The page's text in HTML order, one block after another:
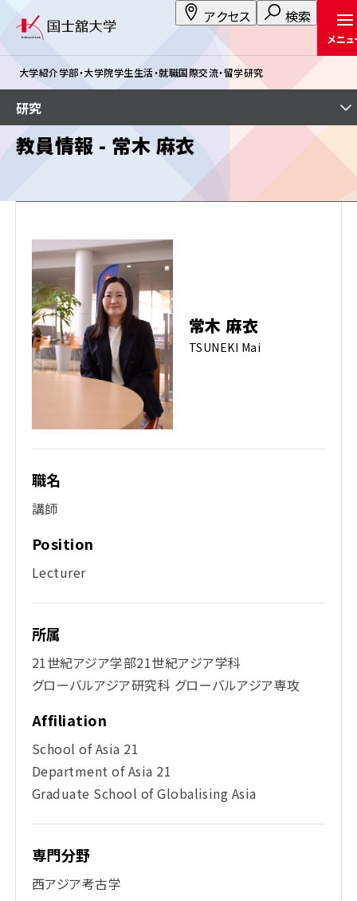
アクセス 検索
メニュ
大学紹介学部・大学院学生生活・就職国際交流・留学研究
教員情報 - 常木 麻衣
常木 麻衣
TSUNEKI Mai
職名
講師
Position
Lecturer
所属
21世紀アジア学部21世紀アジア学科
グローバルアジア研究科 グローバルアジア専攻
Affiliation
School of Asia 21
Department of Asia 21
Graduate School of Globalising Asia
専門分野
西アジア考古学
研究